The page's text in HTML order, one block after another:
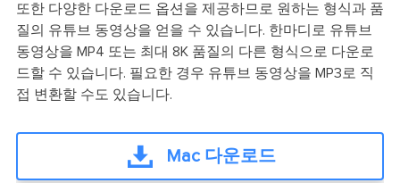
또한 다양한 다운로드 옵션을 제공하므로 원하는 형식과 품
질의 유튜브 동영상을 얻을 수 있습니다. 한마디로 유튜브
동영상을 MP4 또는 최대 8K 품질의 다른 형식으로 다운로
드할 수 있습니다. 필요한 경우 유튜브 동영상을 MP3로 직
접 변환할 수도 있습니다.
Mac 다운로드